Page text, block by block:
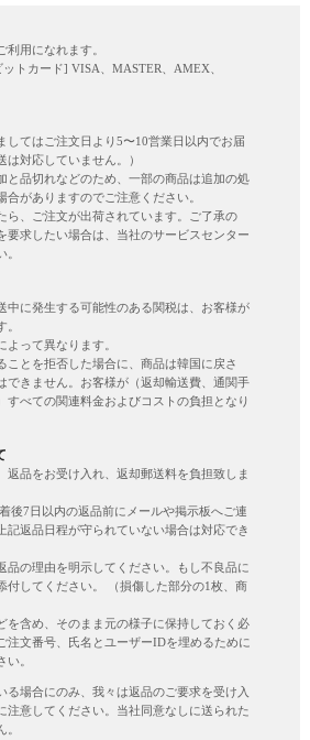
利用になれます。
トカード] VISA、MASTER、AMEX、
してはご注文日より5〜10営業日以内でお届
対応していません。）
と品切れなどのため、一部の商品は追加の処
合がありますのでご注意ください。
ら、ご注文が出荷されています。ご了承の
要求したい場合は、当社のサービスセンター
中に発生する可能性のある関税は、お客様が
って異なります。
ことを拒否した場合に、商品は韓国に戻さ
できません。お客様が（返却輸送費、通関手
すべての関連料金およびコストの負担となり
返品をお受け入れ、返却郵送料を負担致しま
後7日以内の返品前にメールや掲示板へご連
記返品日程が守られていない場合は対応でき
品の理由を明示してください。もし不良品に
付してください。 （損傷した部分の1枚、商
を含め、そのまま元の様子に保持しておく必
注文番号、氏名とユーザーIDを埋めるために
い。
る場合にのみ、我々は返品のご要求を受け入
注意してください。当社同意なしに送られた